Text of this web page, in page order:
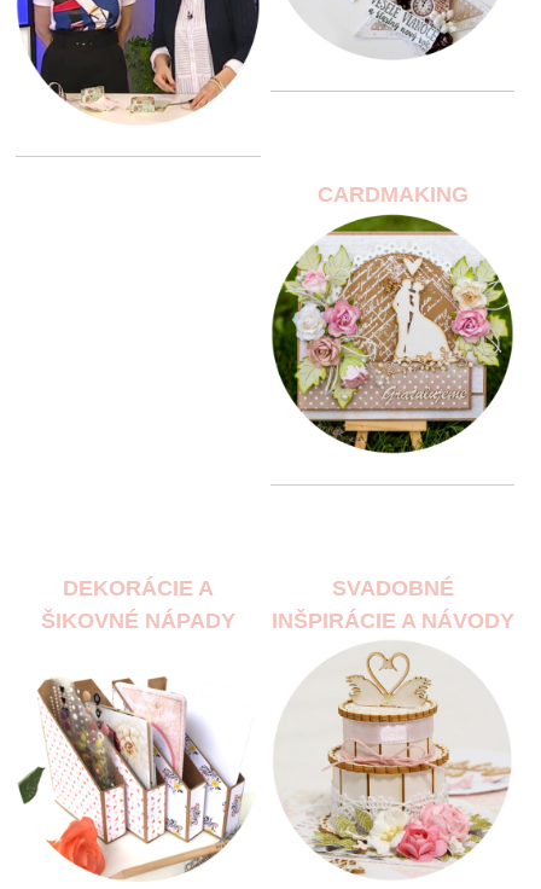
CARDMAKING
DEKORÁCIE A
ŠIKOVNÉ NÁPADY
SVADOBNÉ
INŠPIRÁCIE A NÁVODY